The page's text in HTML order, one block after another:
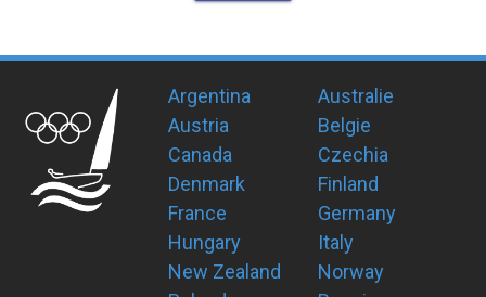
Argentina
Australie
Austria
Belgie
Canada
Czechia
Denmark
Finland
France
Germany
Hungary
Italy
New Zealand
Norway